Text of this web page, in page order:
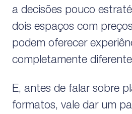
a decisões pouco
dois espaços com
podem oferecer
completamente
E, antes de falar sobre
formatos, vale dar um